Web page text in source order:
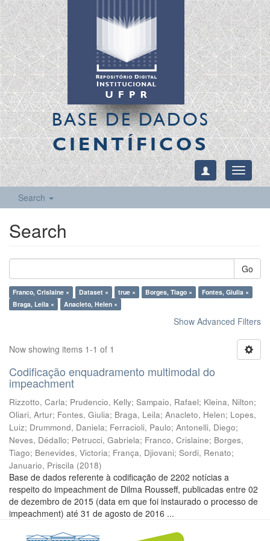
BASE DE DADOS
CIENTÍFICOS
Toggle
Search
Search
Go
Franco, Crislaine × Dataset × true × Borges, Tiago ×
Fontes, Giulia ×
Braga, Leila ×
Anacleto, Helen ×
Show Advanced Filters
Now showing items 1-1 of 1
Codificação enquadramento multimodal do
impeachment
Rizzotto, Carla; Prudencio, Kelly; Sampaio, Rafael; Kleina, Nilton;
Oliari, Artur; Fontes, Giulia; Braga, Leila; Anacleto, Helen; Lopes,
Luiz; Drummond, Daniela; Ferracioli, Paulo; Antonelli, Diego;
Neves, Dédallo; Petrucci, Gabriela; Franco, Crislaine; Borges,
Tiago; Benevides, Victoria; França, Djiovani; Sordi, Renato;
Januario, Priscila (2018)
Base de dados referente à codificação de 2202 notícias a
respeito do impeachment de Dilma Rousseff, publicadas entre 02
de dezembro de 2015 (data em que foi instaurado o processo de
impeachment) até 31 de agosto de 2016 ...